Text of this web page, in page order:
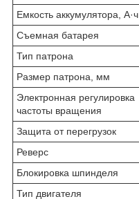
Емкость аккумулятора, А·ч
Съемная батарея
Тип патрона
Размер патрона, мм
Электронная регулировка
частоты вращения
Защита от перегрузок
Реверс
Блокировка шпинделя
Тип двигателя